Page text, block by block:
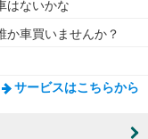
はないかな
か車買いませんか？
サービスはこちらから